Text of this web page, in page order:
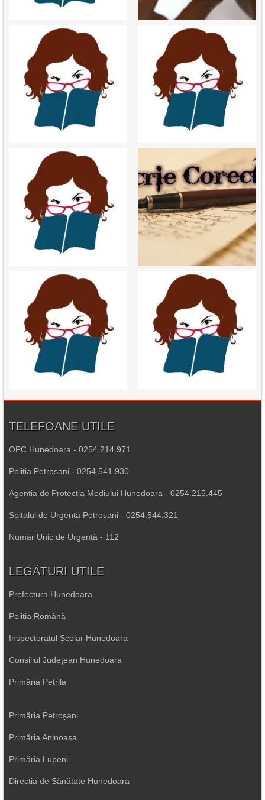
TELEFOANE UTILE
OPC Hunedoara - 0254.214.971
Poliția Petroșani - 0254.541.930
Agenția de Protecția Mediului Hunedoara - 0254.215.445
Spitalul de Urgență Petroșani - 0254.544.321
Număr Unic de Urgență - 112
LEGĂTURI UTILE
Prefectura Hunedoara
Poliția Română
Inspectoratul Școlar Hunedoara
Consiliul Județean Hunedoara
Primăria Petrila
Primăria Petroșani
Primăria Aninoasa
Primăria Lupeni
Direcția de Sănătate Hunedoara